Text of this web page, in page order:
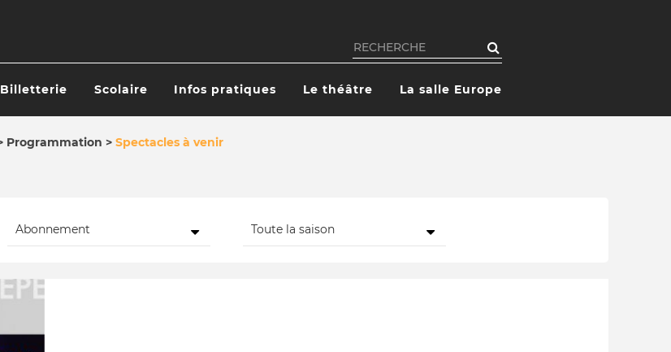
Rechercher
Billetterie Scolaire Infos pratiques Le théâtre La salle Europe
Programmation Spectacles à venir
Abonnement Toute la saison